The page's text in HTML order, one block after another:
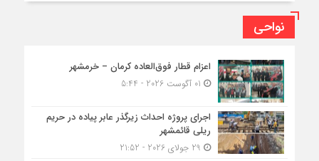
نواحی
اعزام قطار فوق‌العاده کرمان – خرمشهر
اجرای پروژه احداث زیرگذر عابر پیاده در حریم
ریلی قائمشهر